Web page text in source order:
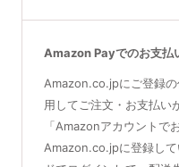
Amazon Payでのお支払
Amazon.co.jpにご登録
用してご注文・お支払い
「Amazonアカウントで
Amazon.co.jpに登録し